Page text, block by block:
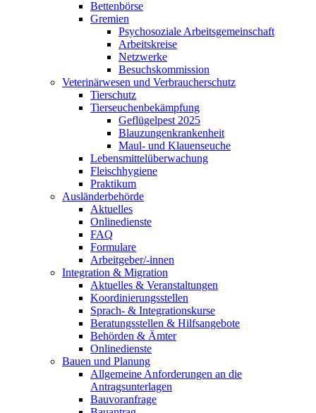
Bettenbörse
Gremien
Psychosoziale Arbeits­gemeinschaft
Arbeitskreise
Netzwerke
Besuchskommission
Veterinärwesen und Verbraucherschutz
Tierschutz
Tierseuchenbekämpfung
Geflügelpest 2025
Blauzungenkrankenheit
Maul- und Klauenseuche
Lebensmittelüberwachung
Fleischhygiene
Praktikum
Ausländerbehörde
Aktuelles
Onlinedienste
FAQ
Formulare
Arbeitgeber/-innen
Integration & Migration
Aktuelles & Veranstaltungen
Koordinierungsstellen
Sprach- & Integrationskurse
Beratungsstellen & Hilfsangebote
Behörden & Ämter
Onlinedienste
Bauen und Planung
Allgemeine Anforderungen an die
Antragsunterlagen
Bauvoranfrage